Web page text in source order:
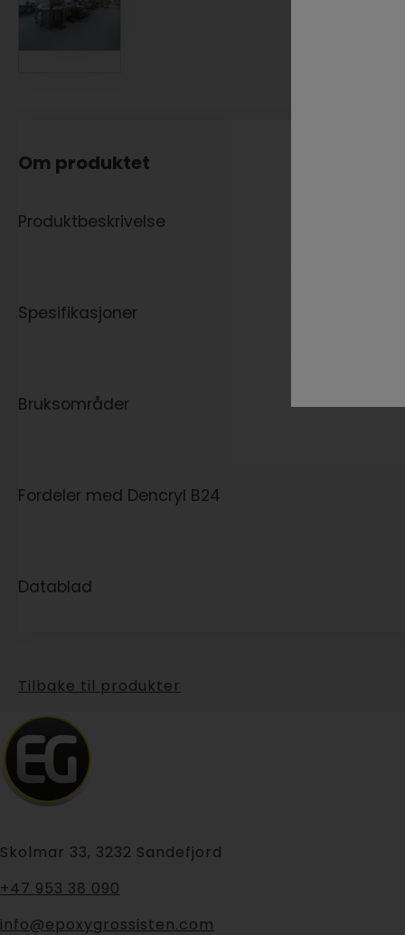
Om produktet
Produktbeskrivelse
Spesifikasjoner
Bruksområder
Fordeler med Dencryl B24
Datablad
Tilbake til produkter
Skolmar 33, 3232 Sandefjord
+47 953 38 090
info@epoxygrossisten.com